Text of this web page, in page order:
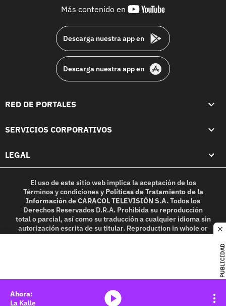
PUBLICIDAD
Más contenido en
youtube-
Descarga nuestra app en
Descarga nuestra app en
RED DE PORTALES
SERVICIOS CORPORATIVOS
LEGAL
El uso de este sitio web implica la aceptación de los
Términos y condicionesy Políticas de Tratamiento de la
InformacióndeCARACOL TELEVISIÓN S.A.Todos los
Derechos Reservados D.R.A. Prohibida su reproducción
total o parcial, así como su traducción a cualquier idioma sin
autorización escrita de su titular. Reproduction in whole or
in part, or translation without written permission is
La Kalle